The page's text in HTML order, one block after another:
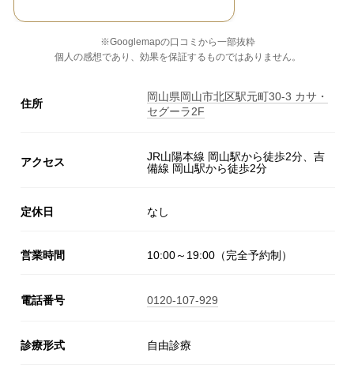
※Googlemapの口コミから一部抜粋
個人の感想であり、効果を保証するものではありません。
住所
岡山県岡山市北区駅元町30-3 カサ・
セグーラ2F
アクセス
JR山陽本線 岡山駅から徒歩2分、吉
備線 岡山駅から徒歩2分
定休日 なし
営業時間 10:00～19:00（完全予約制）
電話番号 0120-107-929
診療形式 自由診療